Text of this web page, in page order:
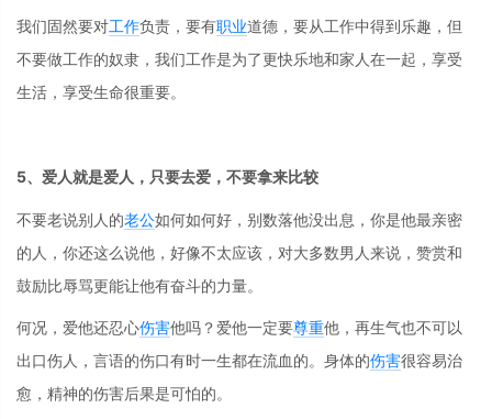
我们固然要对工作负责，要有职业道德，要从工作中得到乐趣，但
不要做工作的奴隶，我们工作是为了更快乐地和家人在一起，享受
生活，享受生命很重要。
5、爱人就是爱人，只要去爱，不要拿来比较
不要老说别人的老公如何如何好，别数落他没出息，你是他最亲密
的人，你还这么说他，好像不太应该，对大多数男人来说，赞赏和
鼓励比辱骂更能让他有奋斗的力量。
何况，爱他还忍心伤害他吗？爱他一定要尊重他，再生气也不可以
出口伤人，言语的伤口有时一生都在流血的。身体的伤害很容易治
愈，精神的伤害后果是可怕的。